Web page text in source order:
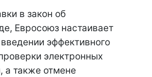
в закон об
Евросоюз настаивает
эффективного
электронных
а также отмене